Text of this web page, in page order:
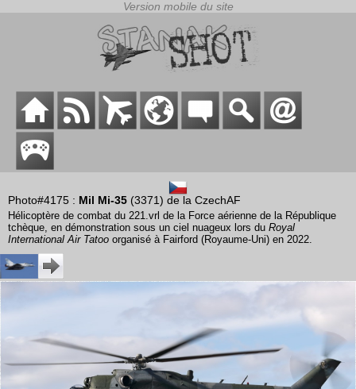
Photo#4175 : Mil Mi-35 (3371) de la CzechAF
Hélicoptère de combat du 221.vrl de la Force aérienne de la République
tchèque, en démonstration sous un ciel nuageux lors du Royal
International Air Tatoo organisé à Fairford (Royaume-Uni) en 2022.